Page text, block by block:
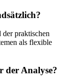
praktischen
als flexible
der Analyse?